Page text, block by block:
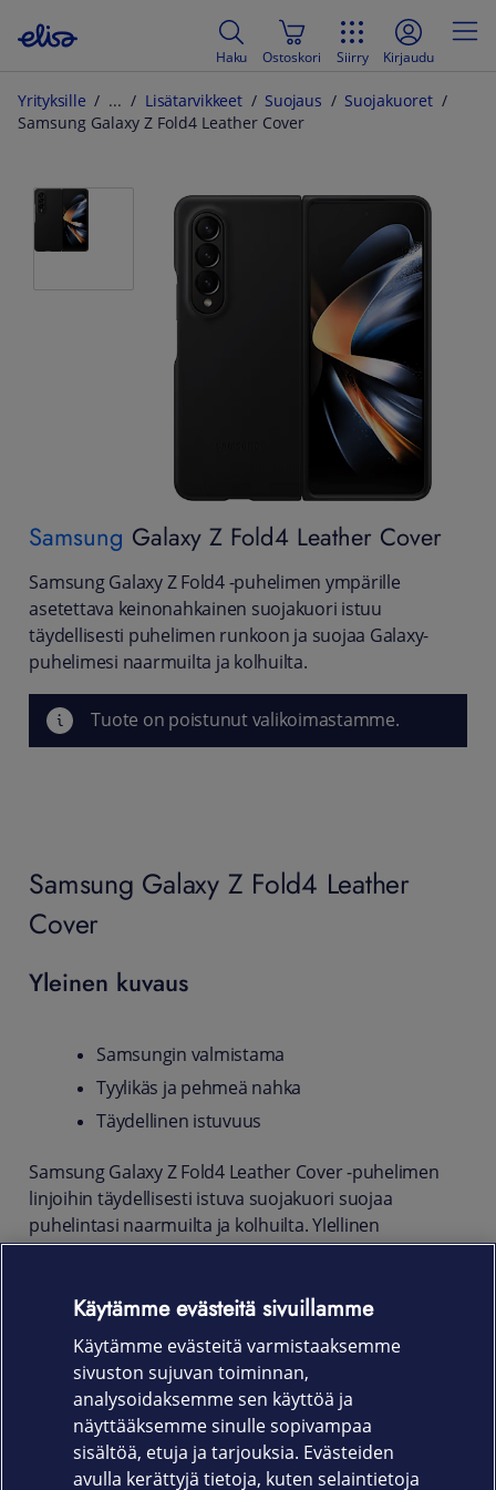
Haku Ostoskori Siirry Kirjaudu
Yrityksille Lisätarvikkeet Suojaus
Suojakuoret
Samsung Galaxy Z Fold4 Leather Cover
Samsung Galaxy Z Fold4 Leather Cover
Samsung Galaxy Z Fold4 -puhelimen ympärille
asetettava keinonahkainen suojakuori istuu
täydellisesti puhelimen runkoon ja suojaa Galaxy-
puhelimesi naarmuilta ja kolhuilta.
Tuote on poistunut valikoimastamme.
Samsung Galaxy Z Fold4 Leather
Cover
Yleinen kuvaus
Samsungin valmistama
Tyylikäs ja pehmeä nahka
Täydellinen istuvuus
Samsung Galaxy Z Fold4 Leather Cover -puhelimen
linjoihin täydellisesti istuva suojakuori suojaa
puhelintasi naarmuilta ja kolhuilta. Ylellinen
nahkapinta antaa puhelimellesi hienostuneen
tilanteessa.
Tuotekoodi
EF-VF936LJEGWW Harmaa
EF-VF936LBEGWW Musta
Käytämme evästeitä sivuillamme
Käytämme evästeitä varmistaaksemme
sivuston sujuvan toiminnan,
analysoidaksemme sen käyttöä ja
näyttääksemme sinulle sopivampaa
sisältöä, etuja ja tarjouksia. Evästeiden
avulla kerättyjä tietoja, kuten selaintietoja